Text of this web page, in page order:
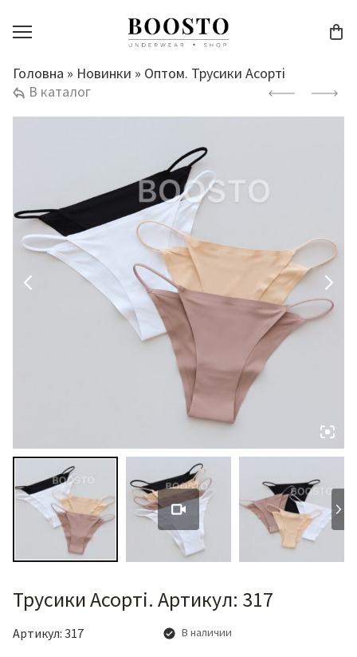
Головна » Новинки » Оптом. Трусики Асорті
В каталог
Трусики Асорті. Артикул: 317
Артикул: 317 В наличии